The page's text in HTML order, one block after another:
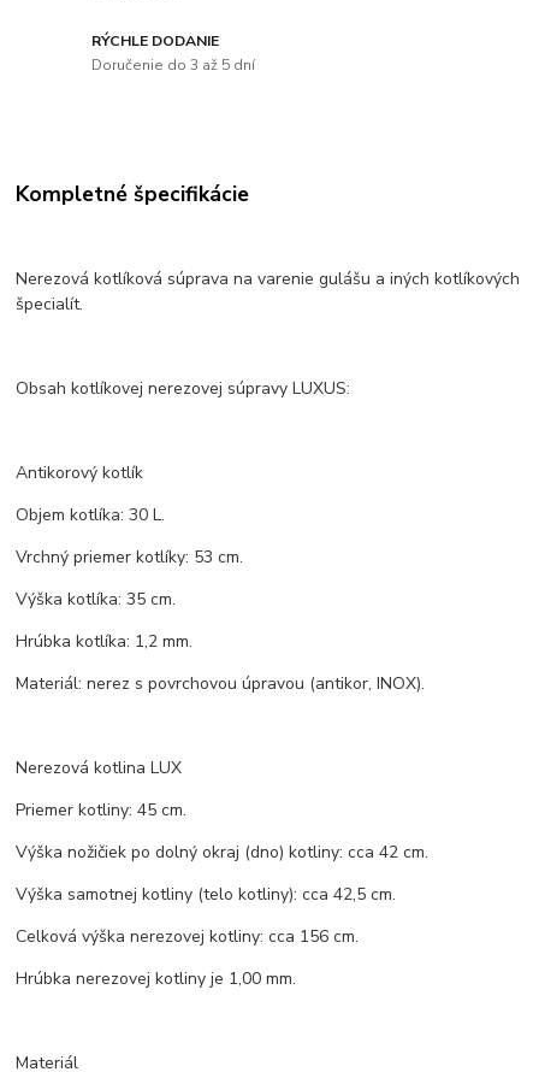
RÝCHLE DODANIE
Doručenie do 3 až 5 dní
Kompletné špecifikácie
Nerezová kotlíková súprava na varenie gulášu a iných kotlíkových
špecialít.
Obsah kotlíkovej nerezovej súpravy LUXUS:
Antikorový kotlík
Objem kotlíka: 30 L.
Vrchný priemer kotlíky: 53 cm.
Výška kotlíka: 35 cm.
Hrúbka kotlíka: 1,2 mm.
Materiál: nerez s povrchovou úpravou (antikor, INOX).
Nerezová kotlina LUX
Priemer kotliny: 45 cm.
Výška nožičiek po dolný okraj (dno) kotliny: cca 42 cm.
Výška samotnej kotliny (telo kotliny): cca 42,5 cm.
Celková výška nerezovej kotliny: cca 156 cm.
Hrúbka nerezovej kotliny je 1,00 mm.
Materiál